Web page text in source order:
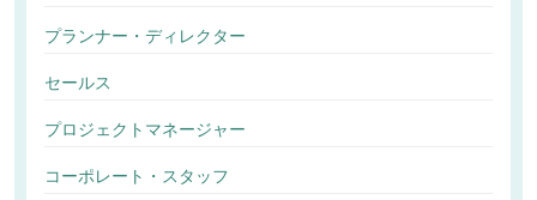
プランナー・ディレクター
セールス
プロジェクトマネージャー
コーポレート・スタッフ